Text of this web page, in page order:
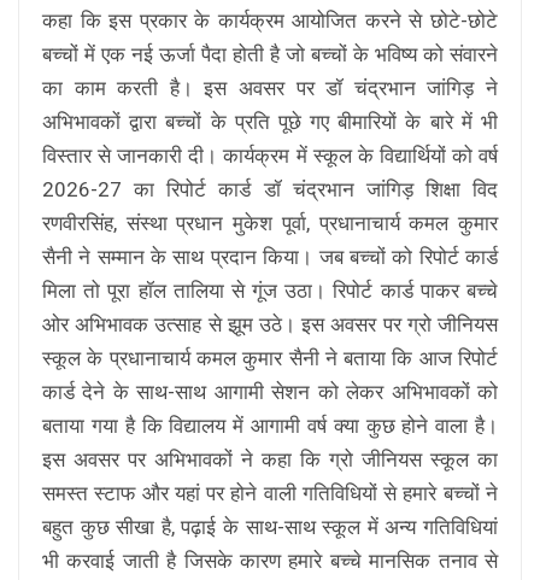
कहा कि इस प्रकार के कार्यक्रम आयोजित करने से छोटे-छोटे
बच्चों में एक नई ऊर्जा पैदा होती है जो बच्चों के भविष्य को संवारने
का काम करती है। इस अवसर पर डॉ चंद्रभान जांगिड़ ने
अभिभावकों द्वारा बच्चों के प्रति पूछे गए बीमारियों के बारे में भी
विस्तार से जानकारी दी। कार्यक्रम में स्कूल के विद्यार्थियों को वर्ष
2026-27 का रिपोर्ट कार्ड डॉ चंद्रभान जांगिड़ शिक्षा विद
रणवीरसिंह, संस्था प्रधान मुकेश पूर्वा, प्रधानाचार्य कमल कुमार
सैनी ने सम्मान के साथ प्रदान किया। जब बच्चों को रिपोर्ट कार्ड
मिला तो पूरा हॉल तालिया से गूंज उठा। रिपोर्ट कार्ड पाकर बच्चे
ओर अभिभावक उत्साह से झूम उठे। इस अवसर पर ग्रो जीनियस
स्कूल के प्रधानाचार्य कमल कुमार सैनी ने बताया कि आज रिपोर्ट
कार्ड देने के साथ-साथ आगामी सेशन को लेकर अभिभावकों को
बताया गया है कि विद्यालय में आगामी वर्ष क्या कुछ होने वाला है।
इस अवसर पर अभिभावकों ने कहा कि ग्रो जीनियस स्कूल का
समस्त स्टाफ और यहां पर होने वाली गतिविधियों से हमारे बच्चों ने
बहुत कुछ सीखा है, पढ़ाई के साथ-साथ स्कूल में अन्य गतिविधियां
भी करवाई जाती है जिसके कारण हमारे बच्चे मानसिक तनाव से